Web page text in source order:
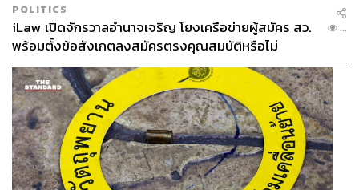
POLITICS
iLaw เปิดจักรวาลอำนาจเจริญ โยงเครือข่ายผู้สมัคร สว.
พร้อมตั้งข้อสังเกตลงสมัครตรงคุณสมบัติหรือไม่
...